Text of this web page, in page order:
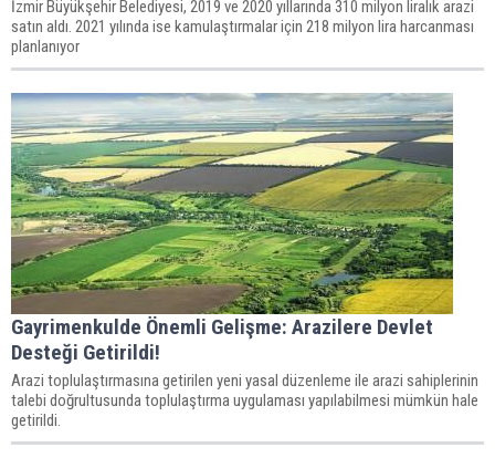
İzmir Büyükşehir Belediyesi, 2019 ve 2020 yıllarında 310 milyon liralık arazi
satın aldı. 2021 yılında ise kamulaştırmalar için 218 milyon lira harcanması
planlanıyor
Gayrimenkulde Önemli Gelişme: Arazilere Devlet
Desteği Getirildi!
Arazi toplulaştırmasına getirilen yeni yasal düzenleme ile arazi sahiplerinin
talebi doğrultusunda toplulaştırma uygulaması yapılabilmesi mümkün hale
getirildi.